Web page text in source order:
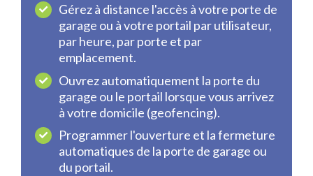
Gérez à distance l'accès à votre porte de
garage ou à votre portail par utilisateur,
par heure, par porte et par
emplacement.
Ouvrez automatiquement la porte du
garage ou le portail lorsque vous arrivez
à votre domicile (geofencing).
Programmer l'ouverture et la fermeture
automatiques de la porte de garage ou
du portail.